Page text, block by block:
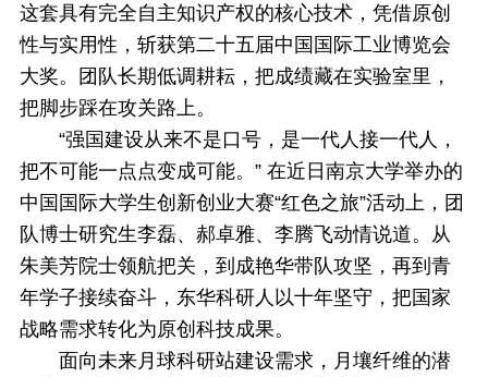
这套具有完全自主知识产权的核心技术，凭借原创
性与实用性，斩获第二十五届中国国际工业博览会
大奖。团队长期低调耕耘，把成绩藏在实验室里，
把脚步踩在攻关路上。
“强国建设从来不是口号，是一代人接一代人，
把不可能一点点变成可能。” 在近日南京大学举办的
中国国际大学生创新创业大赛“红色之旅”活动上，团
队博士研究生李磊、郝卓雅、李腾飞动情说道。从
朱美芳院士领航把关，到成艳华带队攻坚，再到青
年学子接续奋斗，东华科研人以十年坚守，把国家
战略需求转化为原创科技成果。
面向未来月球科研站建设需求，月壤纤维的潜